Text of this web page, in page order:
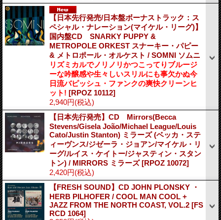
【日本先行発売/日本盤ボーナストラック：ス
ペシャル・ナレーション(マイケル・リーグ)】
国内盤CD SNARKY PUPPY &
METROPOLE ORKEST スナーキー・パピー
& メトロポール・オルケスト / SOMNI ソムニ
リズミカルでノリノリかつこってりブルージ
ーな吟醸感や生々しいスリルにも事欠かぬ今
日流バピッシュ・ファンクの爽快クリーンヒ
ット! [RPOZ 10112]
2,940円(税込)
【日本先行発売】CD Mirrors(Becca
Stevens/Gisela João/Michael League/Louis
Cato/Justin Stanton) ミラーズ (ベッカ・ステ
ィーヴンス/ジゼーラ・ジョアン/マイケル・リ
ーグ/ルイス・ケイトー/ジャスティン・スタン
トン) / MIRRORS ミラーズ[RPOZ 10072]
2,420円(税込)
【FRESH SOUND】CD JOHN PLONSKY ・
HERB PILHOFER / COOL MAN COOL +
JAZZ FROM THE NORTH COAST, VOL.2 [FS
RCD 1064]